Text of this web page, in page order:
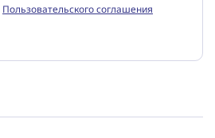
Пользовательского соглашения